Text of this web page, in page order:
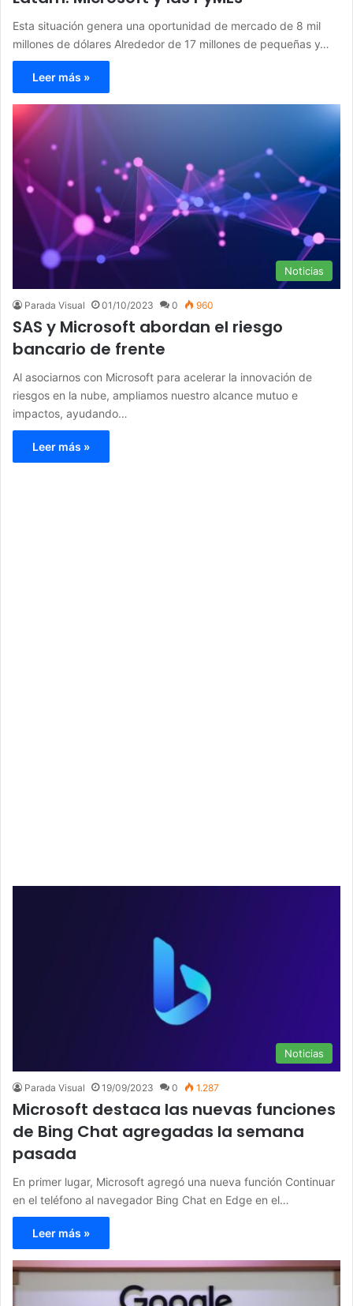
Esta situación genera una oportunidad de mercado de 8 mil
millones de dólares Alrededor de 17 millones de pequeñas y…
Leer más »
Noticias
Parada Visual 01/10/2023 0 960
SAS y Microsoft abordan el riesgo
bancario de frente
Al asociarnos con Microsoft para acelerar la innovación de
riesgos en la nube, ampliamos nuestro alcance mutuo e
impactos, ayudando…
Leer más »
Noticias
Parada Visual 19/09/2023 0 1.287
Microsoft destaca las nuevas funciones
de Bing Chat agregadas la semana
pasada
En primer lugar, Microsoft agregó una nueva función Continuar
en el teléfono al navegador Bing Chat en Edge en el…
Leer más »